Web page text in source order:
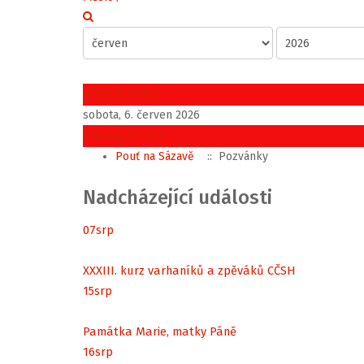
Předchozí den
sobota, 6. červen 2026
Následující den
Pouť na Sázavě
:: Pozvánky
Nadcházející události
07srp
XXXIII. kurz varhaníků a zpěváků CČSH
15srp
Památka Marie, matky Páně
16srp